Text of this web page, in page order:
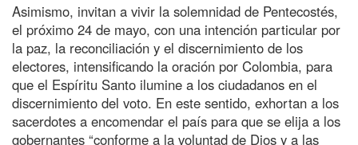
Asimismo, invitan a vivir la solemnidad de Pentecostés,
el próximo 24 de mayo, con una intención particular por
la paz, la reconciliación y el discernimiento de los
electores, intensificando la oración por Colombia, para
que el Espíritu Santo ilumine a los ciudadanos en el
discernimiento del voto. En este sentido, exhortan a los
sacerdotes a encomendar el país para que se elija a los
gobernantes “conforme a la voluntad de Dios y a las